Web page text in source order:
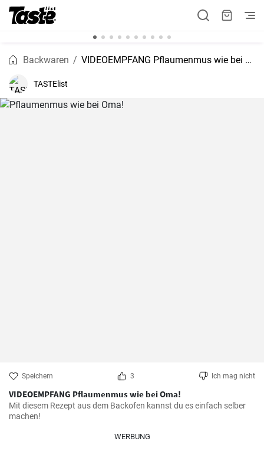
Backwaren VIDEOEMPFANG Pflaumenmus wie bei Oma!
TASTElist
Speichern 3 Ich mag nicht
VIDEOEMPFANG Pflaumenmus wie bei Oma!
Mit diesem Rezept aus dem Backofen kannst du es einfach selber
machen!
WERBUNG